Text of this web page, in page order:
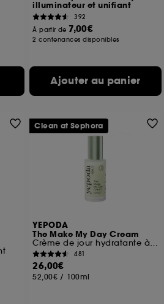
illuminateur et unifiant
392
À partir de 7,00€
2 contenances disponibles
Ajouter au panier
YEPODA
The Make My Day Cream
Crème de jour hydratante à la Centella Asiatica
481
26,00€
52,00€ / 100ml
Clean at Sephora